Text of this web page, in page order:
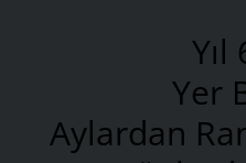
Yıl
Yer
Aylardan